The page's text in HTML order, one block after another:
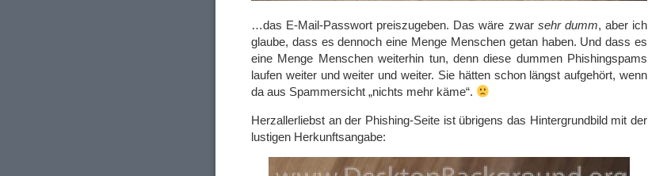
…das E-Mail-Passwort preiszugeben. Das wäre zwar sehr dumm, aber ich
glaube, dass es dennoch eine Menge Menschen getan haben. Und dass es
eine Menge Menschen weiterhin tun, denn diese dummen Phishingspams
laufen weiter und weiter und weiter. Sie hätten schon längst aufgehört, wenn
da aus Spammersicht „nichts mehr käme“.
Herzallerliebst an der Phishing-Seite ist übrigens das Hintergrundbild mit der
lustigen Herkunftsangabe: